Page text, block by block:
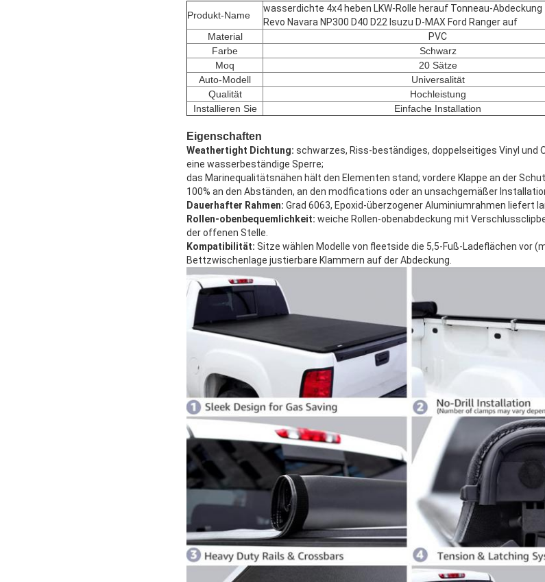
Produkt-Name
wasserdichte 4x4 heben LKW-Rolle herauf Tonneau-Abdeckung
Revo Navara NP300 D40 D22 Isuzu D-MAX Ford Ranger auf
Material
PVC
Farbe
Schwarz
Moq
20 Sätze
Auto-Modell
Universalität
Qualität
Hochleistung
Installieren Sie
Einfache Installation
Eigenschaften
Weathertight Dichtung: schwarzes, Riss-beständiges, doppelseitiges Vinyl und
eine wasserbeständige Sperre;
das Marinequalitätsnähen hält den Elementen stand; vordere Klappe an der
100% an den Abständen, an den modfications oder an unsachgemäßer
Dauerhafter Rahmen: Grad 6063, Epoxid-überzogener Aluminiumrahmen liefert
Rollen-obenbequemlichkeit: weiche Rollen-obenabdeckung mit
der offenen Stelle.
Kompatibilität: Sitze wählen Modelle von fleetside die 5,5-Fuß-Ladeflächen vor
Bettzwischenlage justierbare Klammern auf der Abdeckung.